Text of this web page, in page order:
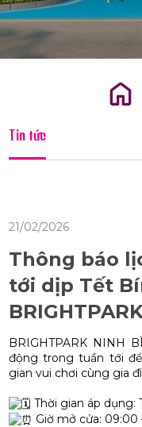
Tin tức
21/02/2026
Thông báo
tới dịp Tết
BRIGHTPARK NINH
động trong tuần tới
gian vui chơi cùng gia
Thời gian áp dụng:
Giờ mở cửa: 09:00